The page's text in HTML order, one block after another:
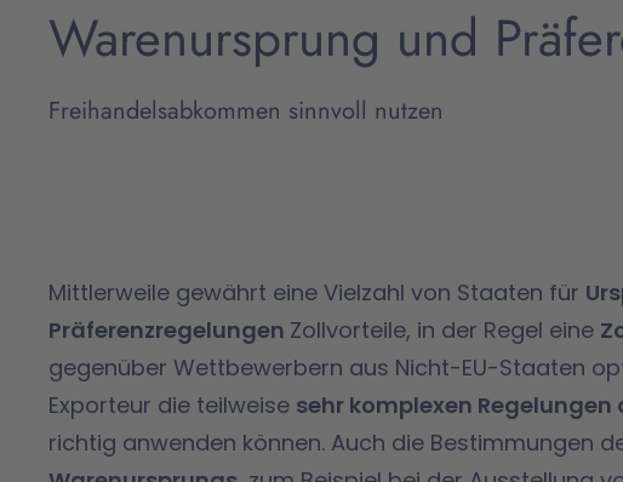
Warenursprung und
Freihandelsabkommen sinnvoll nutzen
Mittlerweile gewährt eine Vielzahl von Staaten für
Präferenzregelungen Zollvorteile, in der Regel eine
gegenüber Wettbewerbern aus Nicht-EU-Staaten
Exporteur die teilweise sehr komplexen
richtig anwenden können. Auch die Bestimmungen